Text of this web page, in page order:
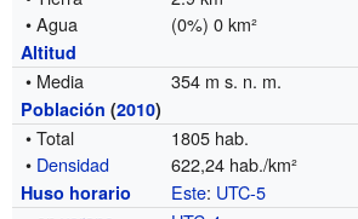
• Agua
(0%) 0 km²
Altitud
• Media 354 m s. n. m.
Población (2010)
• Total
1805 hab.
• Densidad 622,24 hab./km²
Huso horario Este: UTC-5